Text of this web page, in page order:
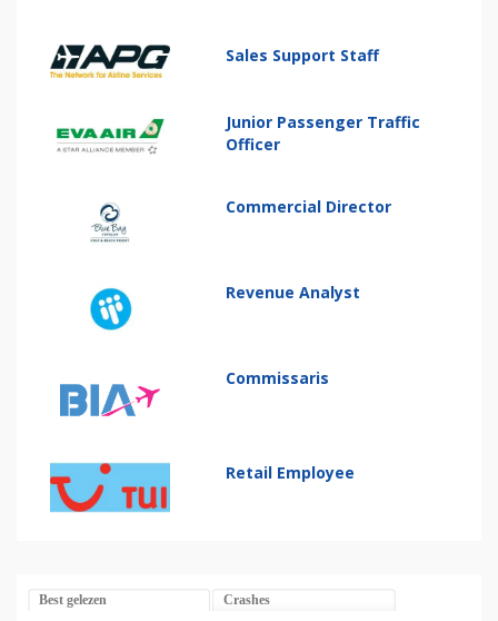
Sales Support Staff
Junior Passenger Traffic
Officer
Commercial Director
Revenue Analyst
Commissaris
Retail Employee
Best gelezen Crashes